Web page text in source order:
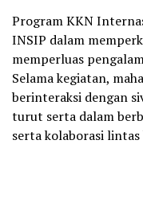
Program KKN
INSIP dalam
memperluas
Selama kegiatan,
berinteraksi dengan
turut serta dalam
serta kolaborasi lintas